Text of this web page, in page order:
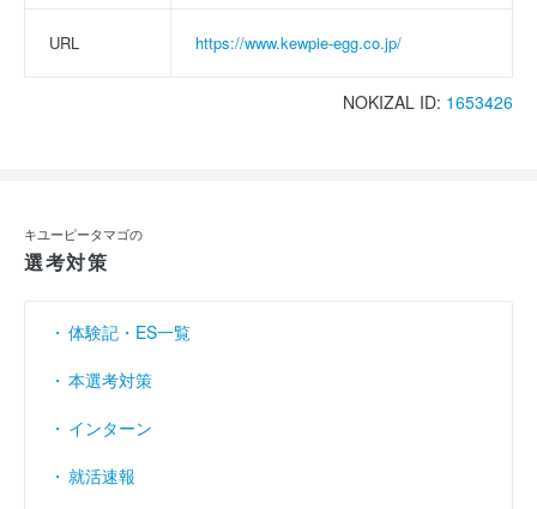
URL https://www.kewpie-egg.co.jp/
NOKIZAL ID: 1653426
キユーピータマゴの
選考対策
体験記・ES一覧
本選考対策
インターン
就活速報